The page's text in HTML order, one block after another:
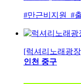
#만근비지원 #
[럭셔리노래광
인천 중구